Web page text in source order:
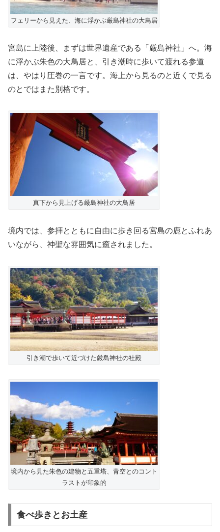
フェリーから見えた、海に浮かぶ厳島神社の大鳥居
宮島に上陸後、まずは世界遺産である「厳島神社」へ。海
に浮かぶ朱色の大鳥居と、引き潮時に歩いて渡れる参道
は、やはり圧巻の一言です。海上から見るのと近くで見る
のとではまた別格です。
真下から見上げる厳島神社の大鳥居
境内では、参拝とともに自由に歩き回る宮島の鹿とふれあ
いながら、神聖な雰囲気に癒されました。
引き潮で歩いて近づけた厳島神社の社殿
境内から見た朱色の建物と五重塔、青空とのコント
ラストが印象的
食べ歩きとお土産